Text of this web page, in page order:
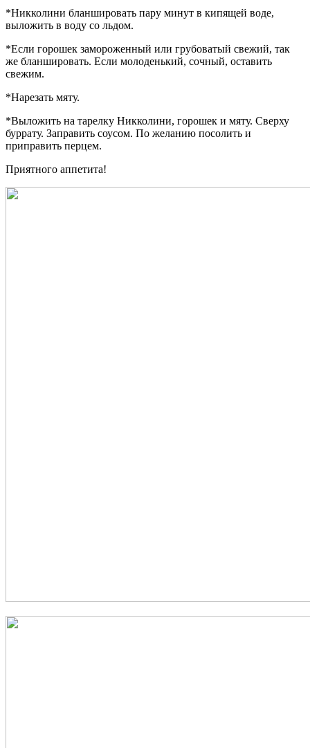
*Никколини бланшировать пару минут в кипящей воде,
выложить в воду со льдом.
*Если горошек замороженный или грубоватый свежий, так
же бланшировать. Если молоденький, сочный, оставить
свежим.
*Нарезать мяту.
*Выложить на тарелку Никколини, горошек и мяту. Сверху
буррату. Заправить соусом. По желанию посолить и
приправить перцем.
Приятного аппетита!